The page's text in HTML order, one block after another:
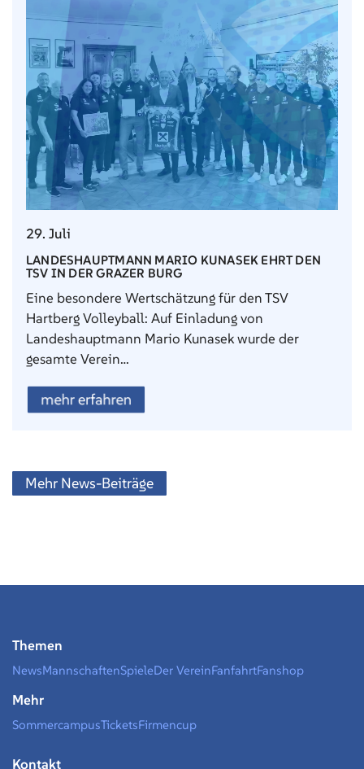
29. Juli
LANDESHAUPTMANN MARIO KUNASEK EHRT DEN
TSV IN DER GRAZER BURG
Eine besondere Wertschätzung für den TSV
Hartberg Volleyball: Auf Einladung von
Landeshauptmann Mario Kunasek wurde der
gesamte Verein…
mehr erfahren
Mehr News-Beiträge
Themen
NewsMannschaftenSpieleDer VereinFanfahrtFanshop
Mehr
SommercampusTicketsFirmencup
Kontakt